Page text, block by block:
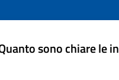
sono chiare le